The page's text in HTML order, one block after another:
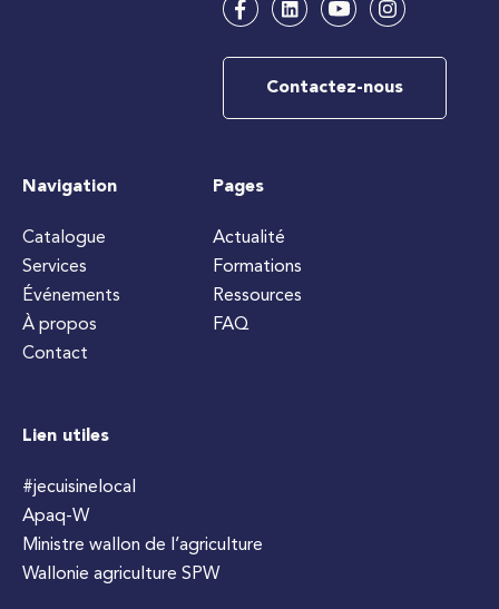
Contactez-nous
Navigation
Catalogue
Services
Événements
À propos
Contact
Pages
Actualité
Formations
Ressources
FAQ
Lien utiles
#jecuisinelocal
Apaq-W
Ministre wallon de l’agriculture
Wallonie agriculture SPW